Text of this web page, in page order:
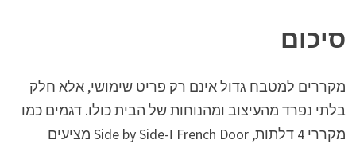
סיכום
מקררים למטבח גדול אינם רק פריט שימושי, אלא חלק
בלתי נפרד מהעיצוב ומהנוחות של הבית כולו. דגמים כמו
מקררי 4 דלתות, French Door ו-Side by Side מציעים